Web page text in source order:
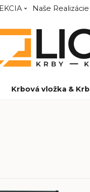
Naše Realizácie
Krbová vložka & Krb